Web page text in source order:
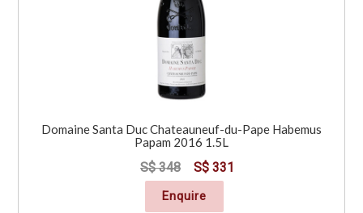
Domaine Santa Duc Chateauneuf-du-Pape Habemus
Papam 2016 1.5L
S$ 348 S$ 331
Enquire